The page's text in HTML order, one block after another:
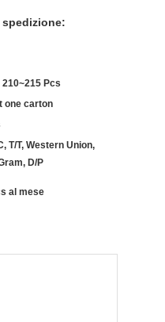
spedizione:
210~215 Pcs
one carton
T/T, Western Union,
D/P
al mese